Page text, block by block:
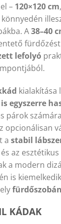
– 120×120 cm,
könnyedén
A38–40
lefolyó
kialakítása
egyszerre
párok
opcionálisan
a stabil
az esztétikus
a modern
is
KÁDAK